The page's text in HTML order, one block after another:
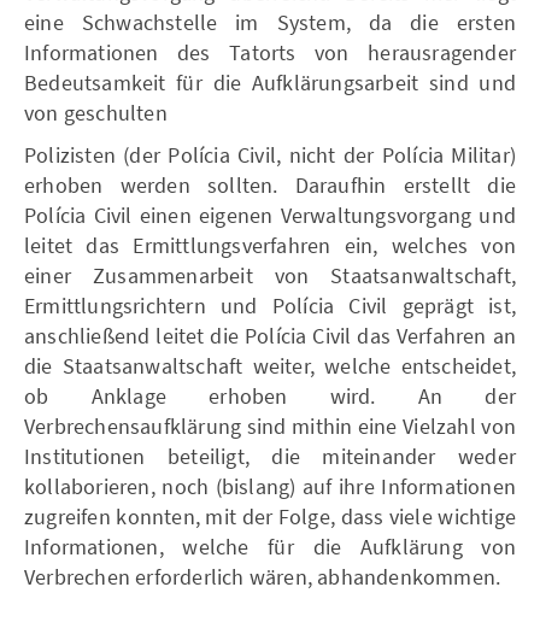
eine Schwachstelle im System, da die ersten
Informationen des Tatorts von herausragender
Bedeutsamkeit für die Aufklärungsarbeit sind und
von geschulten
Polizisten (der Polícia Civil, nicht der Polícia Militar)
erhoben werden sollten. Daraufhin erstellt die
Polícia Civil einen eigenen Verwaltungsvorgang und
leitet das Ermittlungsverfahren ein, welches von
einer Zusammenarbeit von Staatsanwaltschaft,
Ermittlungsrichtern und Polícia Civil geprägt ist,
anschließend leitet die Polícia Civil das Verfahren an
die Staatsanwaltschaft weiter, welche entscheidet,
ob Anklage erhoben wird. An der
Verbrechensaufklärung sind mithin eine Vielzahl von
Institutionen beteiligt, die miteinander weder
kollaborieren, noch (bislang) auf ihre Informationen
zugreifen konnten, mit der Folge, dass viele wichtige
Informationen, welche für die Aufklärung von
Verbrechen erforderlich wären, abhandenkommen.